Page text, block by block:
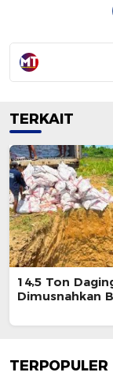
TERKAIT
14,5 Ton
Dimusnahkan
TERPOPULER